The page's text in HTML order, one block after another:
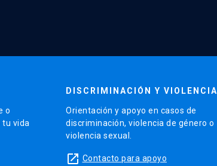
o
tu vida
DISCRIMINACIÓN Y VIOLENCIA
Orientación y apoyo en casos de
discriminación, violencia de género o
violencia sexual.
launch Contacto para apoyo